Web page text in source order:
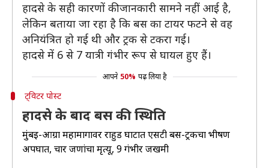
हादसे के सही कारणों की जानकारी सामने नहीं आई है,
लेकिन बताया जा रहा है कि बस का टायर फटने से वह
अनियंत्रित हो गई थी और ट्रक से टकरा गई।
हादसे में 6 से 7 यात्री गंभीर रूप से घायल हुए हैं।
आपने 50% पढ़ लिया है
ट्विटर पोस्ट
हादसे के बाद बस की स्थिति
मुंबई-आग्रा महामार्गावर राहुड घाटात एसटी बस-ट्रकचा भीषण
अपघात, चार जणांचा मृत्यू, 9 गंभीर जखमी